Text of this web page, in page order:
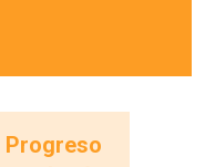
Progreso